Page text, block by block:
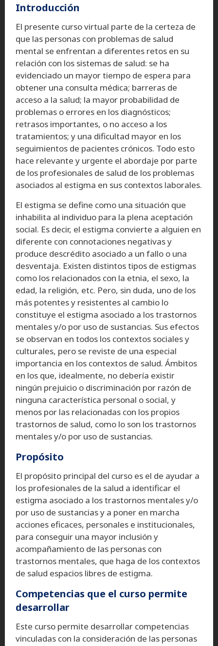
Introducción
El presente curso virtual parte de la certeza de
que las personas con problemas de salud
mental se enfrentan a diferentes retos en su
relación con los sistemas de salud: se ha
evidenciado un mayor tiempo de espera para
obtener una consulta médica; barreras de
acceso a la salud; la mayor probabilidad de
problemas o errores en los diagnósticos;
retrasos importantes, o no acceso a los
tratamientos; y una dificultad mayor en los
seguimientos de pacientes crónicos. Todo esto
hace relevante y urgente el abordaje por parte
de los profesionales de salud de los problemas
asociados al estigma en sus contextos laborales.
El estigma se define como una situación que
inhabilita al individuo para la plena aceptación
social. Es decir, el estigma convierte a alguien en
diferente con connotaciones negativas y
produce descrédito asociado a un fallo o una
desventaja. Existen distintos tipos de estigmas
como los relacionados con la etnia, el sexo, la
edad, la religión, etc. Pero, sin duda, uno de los
más potentes y resistentes al cambio lo
constituye el estigma asociado a los trastornos
mentales y/o por uso de sustancias. Sus efectos
se observan en todos los contextos sociales y
culturales, pero se reviste de una especial
importancia en los contextos de salud. Ámbitos
en los que, idealmente, no debería existir
ningún prejuicio o discriminación por razón de
ninguna característica personal o social, y
menos por las relacionadas con los propios
trastornos de salud, como lo son los trastornos
mentales y/o por uso de sustancias.
Propósito
El propósito principal del curso es el de ayudar a
los profesionales de la salud a identificar el
estigma asociado a los trastornos mentales y/o
por uso de sustancias y a poner en marcha
acciones eficaces, personales e institucionales,
para conseguir una mayor inclusión y
acompañamiento de las personas con
trastornos mentales, que haga de los contextos
de salud espacios libres de estigma.
Competencias que el curso permite
desarrollar
Este curso permite desarrollar competencias
vinculadas con la consideración de las personas